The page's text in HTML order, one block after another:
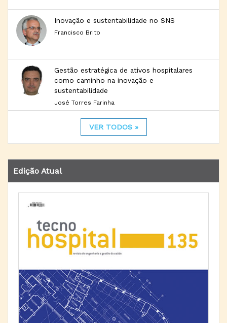
Inovação e sustentabilidade no SNS
Francisco Brito
Gestão estratégica de ativos hospitalares
como caminho na inovação e
sustentabilidade
José Torres Farinha
VER TODOS »
Edição Atual